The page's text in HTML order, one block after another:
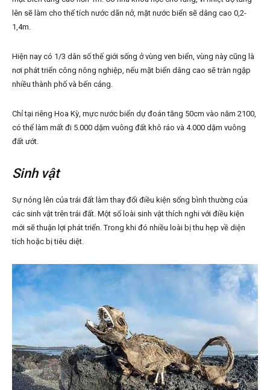
lên sẽ làm cho thể tích nước dãn nở, mặt nước biển sẽ dâng cao 0,2-
1,4m.
Hiện nay có 1/3 dân số thế giới sống ở vùng ven biển, vùng này cũng là
nơi phát triển công nông nghiệp, nếu mặt biển dâng cao sẽ tràn ngập
nhiều thành phố và bến cảng.
Chỉ tại riêng Hoa Kỳ, mực nước biển dự đoán tăng 50cm vào năm 2100,
có thể làm mất đi 5.000 dặm vuông đất khô ráo và 4.000 dặm vuông
đất ướt.
Sinh vật
Sự nóng lên của trái đất làm thay đổi điều kiện sống bình thường của
các sinh vật trên trái đất. Một số loài sinh vật thích nghi với điều kiện
mới sẽ thuận lợi phát triển. Trong khi đó nhiều loài bị thu hẹp về diện
tích hoặc bị tiêu diệt.